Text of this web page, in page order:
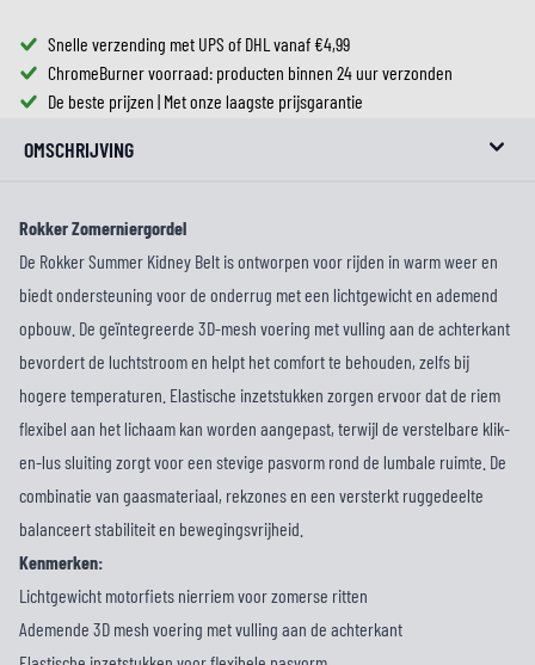
Snelle verzending met UPS of DHL vanaf €4,99
ChromeBurner voorraad: producten binnen 24 uur verzonden
De beste prijzen | Met onze laagste prijsgarantie
OMSCHRIJVING
Rokker Zomerniergordel
De Rokker Summer Kidney Belt is ontworpen voor rijden in warm weer en
biedt ondersteuning voor de onderrug met een lichtgewicht en ademend
opbouw. De geïntegreerde 3D-mesh voering met vulling aan de achterkant
bevordert de luchtstroom en helpt het comfort te behouden, zelfs bij
hogere temperaturen. Elastische inzetstukken zorgen ervoor dat de riem
flexibel aan het lichaam kan worden aangepast, terwijl de verstelbare klik-
en-lus sluiting zorgt voor een stevige pasvorm rond de lumbale ruimte. De
combinatie van gaasmateriaal, rekzones en een versterkt ruggedeelte
balanceert stabiliteit en bewegingsvrijheid.
Kenmerken:
Lichtgewicht motorfiets nierriem voor zomerse ritten
Ademende 3D mesh voering met vulling aan de achterkant